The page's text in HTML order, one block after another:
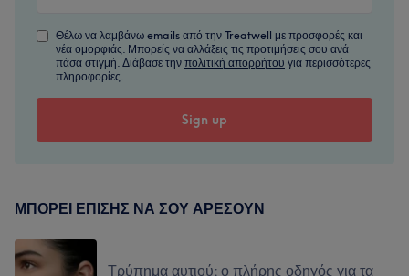
Θέλω να λαμβάνω emails από την Treatwell με προσφορές και
νέα ομορφιάς. Μπορείς να αλλάξεις τις προτιμήσεις σου ανά
πάσα στιγμή. Διάβασε την πολιτική απορρήτου για περισσότερες
πληροφορίες.
ΜΠΟΡΕΊ ΕΠΊΣΗΣ ΝΑ ΣΟΥ ΑΡΈΣΟΥΝ
Τρύπημα αυτιού: ο πλήρης οδηγός για τα